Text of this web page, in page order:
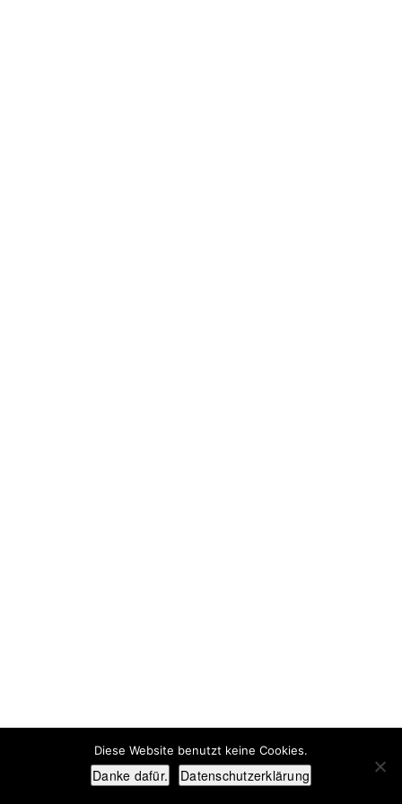
Diese Website benutzt keine Cookies.
Danke dafür. Datenschutzerklärung